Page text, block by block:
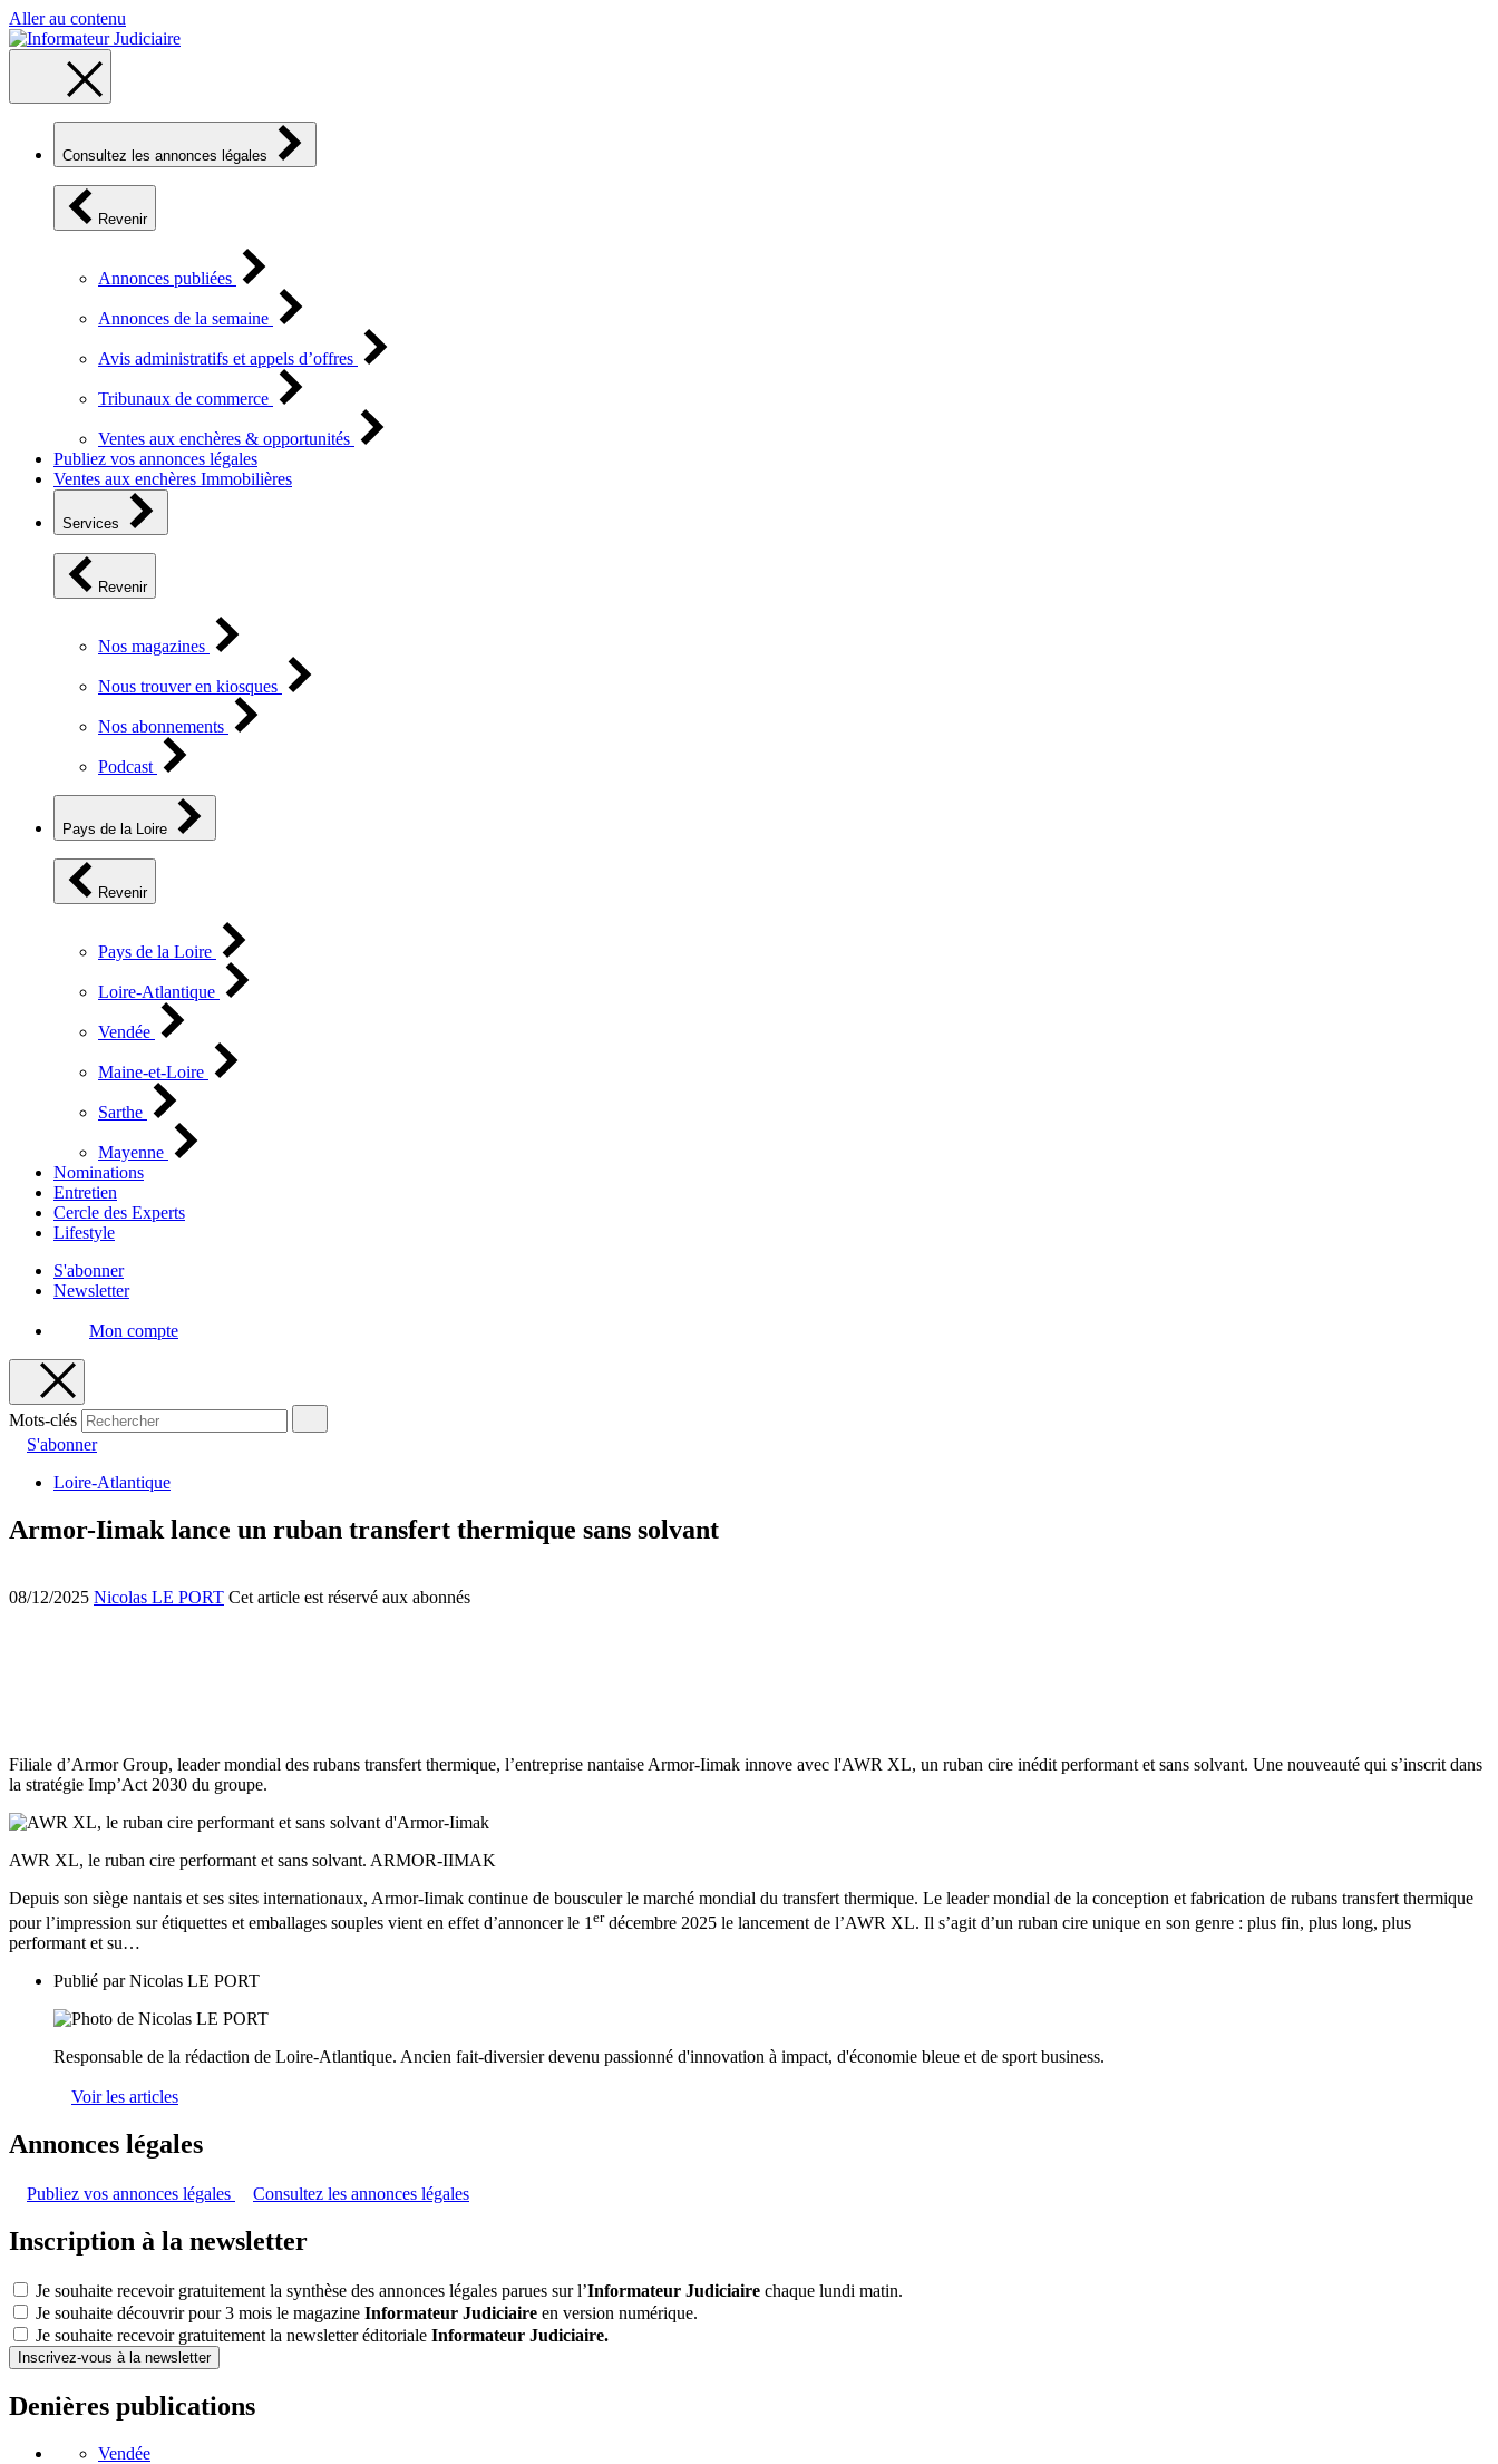
Aller au contenu
Consultez les annonces légales
Revenir
Annonces publiées
Annonces de la semaine
Avis administratifs et appels d’offres
Tribunaux de commerce
Ventes aux enchères & opportunités
Publiez vos annonces légales
Ventes aux enchères Immobilières
Services
Revenir
Nos magazines
Nous trouver en kiosques
Nos abonnements
Podcast
Pays de la Loire
Revenir
Pays de la Loire
Loire-Atlantique
Vendée
Maine-et-Loire
Sarthe
Mayenne
Nominations
Entretien
Cercle des Experts
Lifestyle
S'abonner
Newsletter
Mon compte
Mots-clés
S'abonner
Loire-Atlantique
Armor-Iimak lance un ruban transfert thermique sans solvant
08/12/2025 Nicolas LE PORT Cet article est réservé aux abonnés
Filiale d’Armor Group, leader mondial des rubans transfert thermique, l’entreprise nantaise Armor-Iimak innove avec l'AWR XL, un ruban cire inédit performant et sans solvant. Une nouveauté qui s’inscrit dans
la stratégie Imp’Act 2030 du groupe.
AWR XL, le ruban cire performant et sans solvant. ARMOR-IIMAK
Depuis son siège nantais et ses sites internationaux, Armor-Iimak continue de bousculer le marché mondial du transfert thermique. Le leader mondial de la conception et fabrication de rubans transfert thermique
pour l’impression sur étiquettes et emballages souples vient en effet d’annoncer le 1 erdécembre 2025 le lancement de l’AWR XL. Il s’agit d’un ruban cire unique en son genre : plus fin, plus long, plus
performant et su…
Publié parNicolas LE PORT
Responsable de la rédaction de Loire-Atlantique. Ancien fait-diversier devenu passionné d'innovation à impact, d'économie bleue et de sport business.
Voir les articles
Annonces légales
Publiez vos annonces légales Consultez les annonces légales
Inscription à la newsletter
Je souhaite recevoir gratuitement la synthèse des annonces légales parues sur l’Informateur Judiciaire chaque lundi matin.
Je souhaite découvrir pour 3 mois le magazine Informateur Judiciaire en version numérique.
Je souhaite recevoir gratuitement la newsletter éditoriale Informateur Judiciaire.
Inscrivez-vous à la newsletter
Denières publications
Vendée